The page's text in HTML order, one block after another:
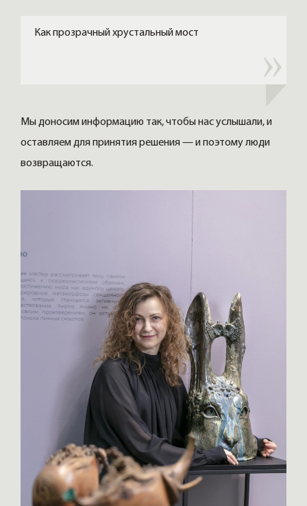
Как прозрачный хрустальный мост
Мы доносим информацию так, чтобы нас услышали, и
оставляем для принятия решения — и поэтому люди
возвращаются.